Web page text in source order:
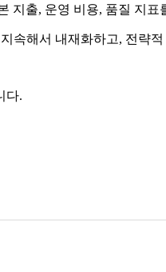
지출, 운영 비용, 품질 지
속해서 내재화하고, 전략
다.